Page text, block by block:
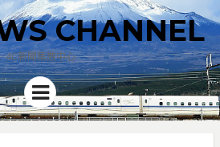
CHANNEL
4C新聞集散中心
Menu